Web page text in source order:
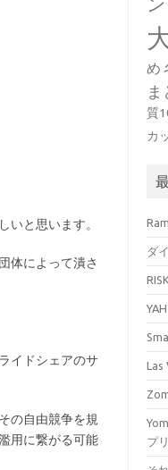
いと思います。
体によって潰さ
イドシェアのサ
の自由競争を規
用に繋がる可能
め
ま
質
カ
ダ
Las
プリ